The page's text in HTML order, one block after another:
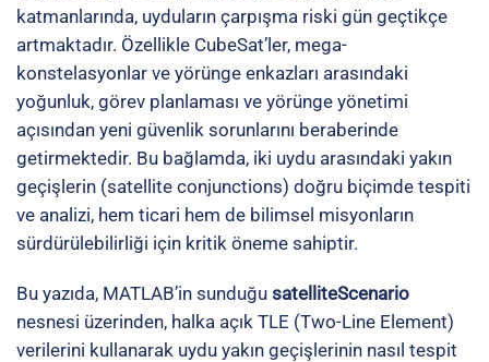
katmanlarında, uyduların çarpışma riski gün geçtikçe
artmaktadır. Özellikle CubeSat’ler, mega-
konstelasyonlar ve yörünge enkazları arasındaki
yoğunluk, görev planlaması ve yörünge yönetimi
açısından yeni güvenlik sorunlarını beraberinde
getirmektedir. Bu bağlamda, iki uydu arasındaki yakın
geçişlerin (satellite conjunctions) doğru biçimde tespiti
ve analizi, hem ticari hem de bilimsel misyonların
sürdürülebilirliği için kritik öneme sahiptir.
Bu yazıda, MATLAB’in sunduğu satelliteScenario
nesnesi üzerinden, halka açık TLE (Two-Line Element)
verilerini kullanarak uydu yakın geçişlerinin nasıl tespit